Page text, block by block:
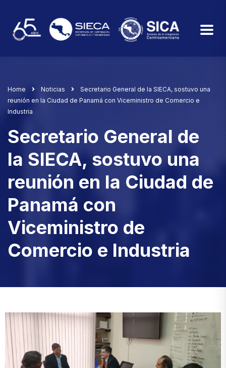
Home Noticias
Secretario General de la SIECA, sostuvo una
reunión en la Ciudad de Panamá con Viceministro de Comercio e
Industria
Secretario General de
la SIECA, sostuvo una
reunión en la Ciudad de
Panamá con
Viceministro de
Comercio e Industria